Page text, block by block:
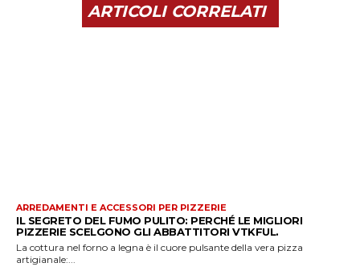
ARTICOLI CORRELATI
ARREDAMENTI E ACCESSORI PER PIZZERIE
IL SEGRETO DEL FUMO PULITO: PERCHÉ LE MIGLIORI
PIZZERIE SCELGONO GLI ABBATTITORI VTKFUL.
La cottura nel forno a legna è il cuore pulsante della vera pizza
artigianale:...